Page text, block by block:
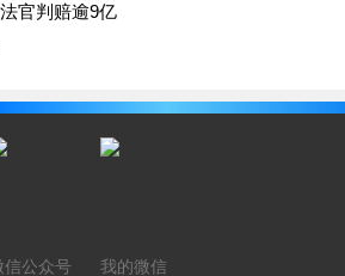
官判赔逾9亿
信公众号 我的微信